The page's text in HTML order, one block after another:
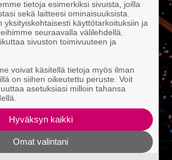
tietoja esimerkiksi sivuista, joilla
sekä laitteesi ominaisuuksista.
yksityiskohtaisesti käyttötarkoituksiin ja
seuraavalla välilehdellä.
sivuston toimivuuteen ja
voivat käsitellä tietoja myös ilman
on siihen oikeutettu peruste. Voit
asetuksiasi milloin tahansa
Hyväksyn kaikki
Omat valintani